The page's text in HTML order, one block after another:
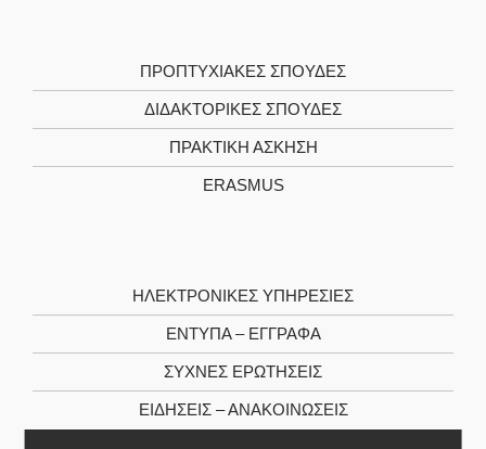
ΠΡΟΠΤΥΧΙΑΚΕΣ ΣΠΟΥΔΕΣ
ΔΙΔΑΚΤΟΡΙΚΕΣ ΣΠΟΥΔΕΣ
ΠΡΑΚΤΙΚΗ ΑΣΚΗΣΗ
ERASMUS
ΗΛΕΚΤΡΟΝΙΚΕΣ ΥΠΗΡΕΣΙΕΣ
ΕΝΤΥΠΑ – ΕΓΓΡΑΦΑ
ΣΥΧΝΕΣ ΕΡΩΤΗΣΕΙΣ
ΕΙΔΗΣΕΙΣ – ΑΝΑΚΟΙΝΩΣΕΙΣ